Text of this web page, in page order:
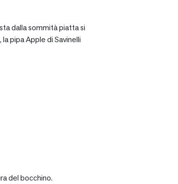
dalla sommità piatta si
pipa Apple di Savinelli
del bocchino.